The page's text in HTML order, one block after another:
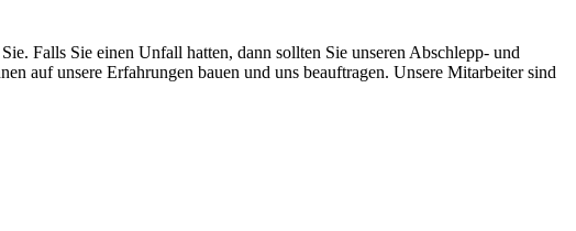
Falls Sie einen Unfall hatten, dann sollten Sie unseren Abschlepp- und
auf unsere Erfahrungen bauen und uns beauftragen. Unsere Mitarbeiter sind